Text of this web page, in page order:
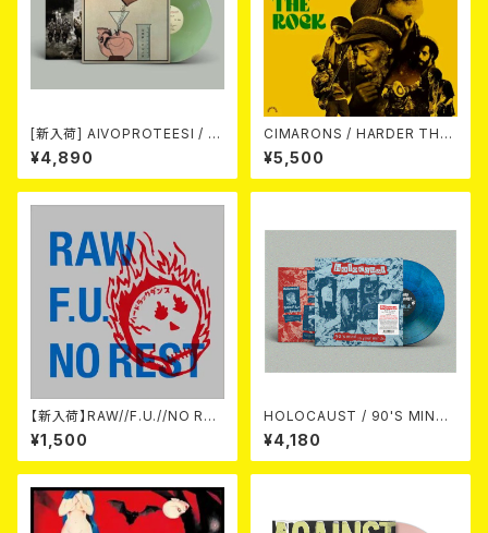
[新入荷] AIVOPROTEESI / U
MPIKUJA (LP / LTD.100 DIE
-HARD COKE BOTTLE GRE
EN VINYL) (ITA / F.O.A.D.)
¥4,890
CIMARONS / HARDER THA
¥5,500
【新入荷】RAW//F.U.//NO RES
T / 3way split EP ハード ラッ
ク ダンス (CD)
¥1,500
HOLOCAUST / 90'S MIND I
N YOUR MINDS (※LTD.150
SWIRL BLUE VINYL)
¥4,180